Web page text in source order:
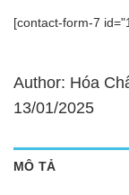
[contact-form-7
Author: Hóa
13/01/2025
MÔ TẢ